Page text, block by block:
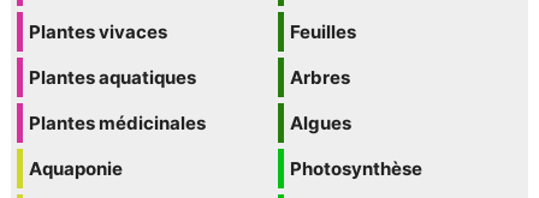
Plantes vivaces
Plantes aquatiques
Plantes médicinales
Aquaponie
Feuilles
Arbres
Algues
Photosynthèse